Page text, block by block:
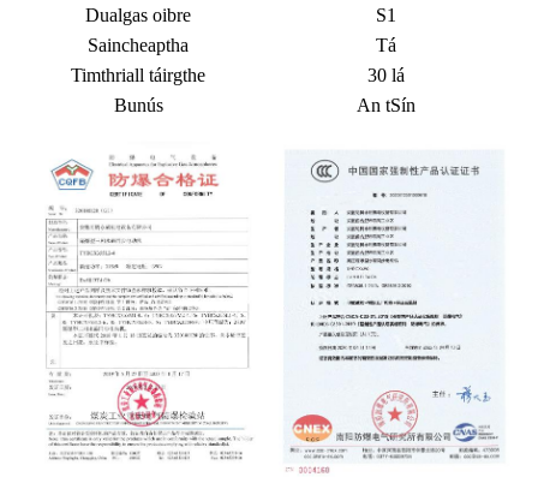
Dualgas oibre
S1
Saincheaptha
Tá
Timthriall táirgthe
30 lá
Bunús
An tSín